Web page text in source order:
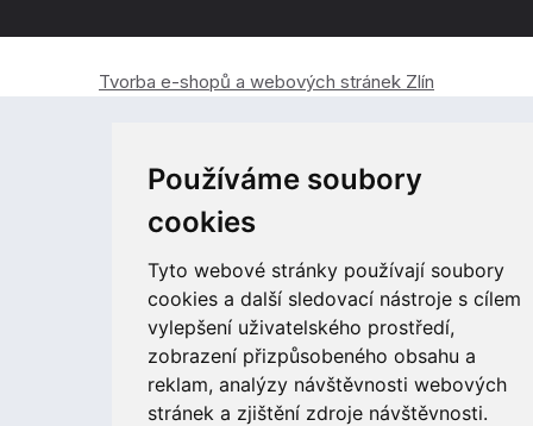
Používáme soubory
cookies
Tyto webové stránky používají soubory
cookies a další sledovací nástroje s cílem
vylepšení uživatelského prostředí,
zobrazení přizpůsobeného obsahu a
reklam, analýzy návštěvnosti webových
stránek a zjištění zdroje návštěvnosti.
Tvorba e-shopů a webových stránek Zlín